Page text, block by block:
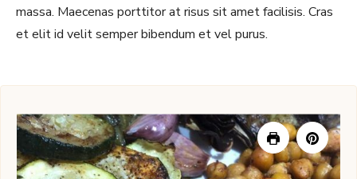
massa. Maecenas porttitor at risus sit amet facilisis. Cras
et elit id velit semper bibendum et vel purus.